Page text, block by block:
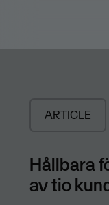
ARTICLE
Hållbara
av tio